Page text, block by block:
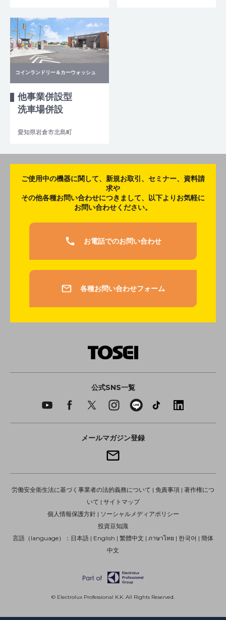
コインランドリー＆カーウォッシュ
他事業併設型
洗車場併設
愛知県岩倉市北島町
ご使用中の機器に関して、新規お取引、セミナー、資料請
求や
その他各種お問い合わせにつきまして、以下よりお気軽に
お問い合わせください。
お電話でのお問い合わせ
各種お問い合わせフォーム
公式SNS一覧
メールマガジン登録
労働安全衛生法に基づく事業者の法的義務について | 免責事項 | 著作権につ
いて | サイトマップ
個人情報保護方針| ソーシャルメディアポリシー
投資豆知識
言語（language）： 日本語 | English | 繁體中文 | ภาษาไทย | 한국어 | 簡体
中文
© Electrolux Professional K.K. All Rights Reserved.